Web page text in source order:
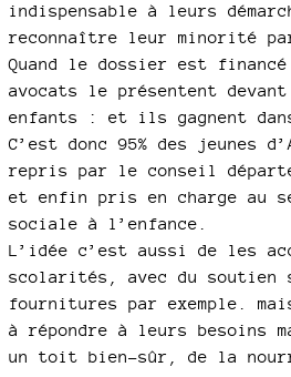
indispensable à leurs
reconnaître leur minorité
Quand le dossier est
avocats le présentent
enfants : et ils gagnent
C’est donc 95% des jeunes
repris par le conseil
et enfin pris en charge au
sociale à l’enfance.
L’idée c’est aussi de les
scolarités, avec du soutien
fournitures par exemple.
à répondre à leurs besoins
un toit bien-sûr, de la